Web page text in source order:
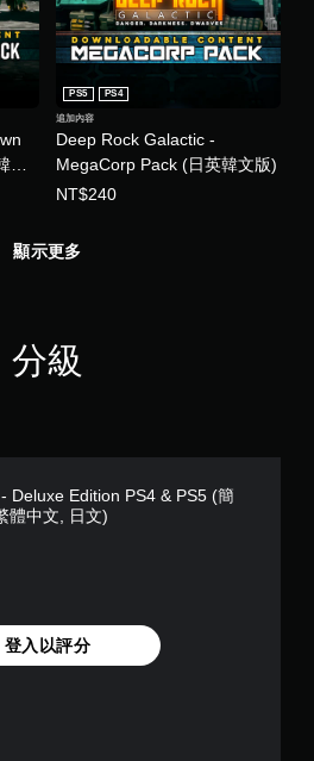
Deep Rock Galactic -
MegaCorp Pack (日英韓文版)
PS5 PS4
追加內容
NT$240
顯示更多
分級
Deluxe Edition PS4 & PS5 (簡
體中文, 日文)
登入以評分